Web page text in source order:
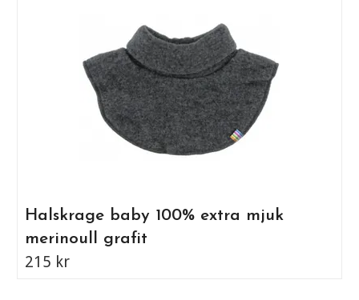
Halskrage baby 100% extra mjuk
merinoull grafit
215 kr